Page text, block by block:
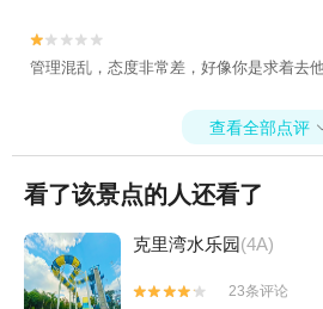


管理混乱，态度非常差，好像你是求着去
查看全部点评
看了该景点的人还看了
克里湾水乐园(4A)


23条评论